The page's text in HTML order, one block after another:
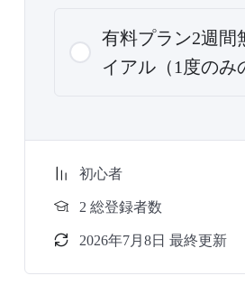
有料プラン2週間
イアル（1度のみ
初心者
2 総登録者数
2026年7月8日 最終更新